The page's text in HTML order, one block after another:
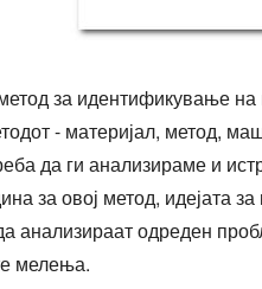
за идентификување на
- материјал, метод,
да ги анализираме и
за овој метод, идејата
анализираат одреден
мелења.